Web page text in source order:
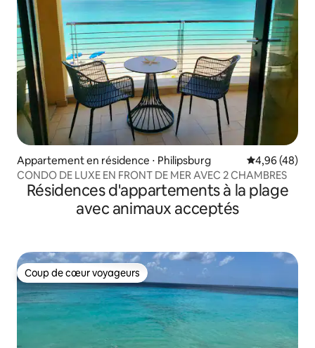
Appartement en résidence ⋅ Philipsburg Évaluation
4,96 (48)
CONDO DE LUXE EN FRONT DE MER AVEC 2 CHAMBRES
Résidences d'appartements à la plage
avec animaux acceptés
Coup de cœur voyageurs
Coup de cœur voyageurs